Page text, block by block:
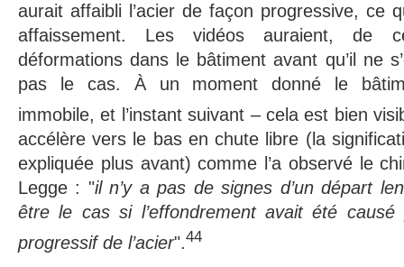
aurait affaibli l’acier de façon progressive, ce
affaissement. Les vidéos auraient, de
déformations dans le bâtiment avant qu’il ne
pas le cas. À un moment donné le
immobile, et l’instant suivant – cela est bien
accélère vers le bas en chute libre (la
expliquée plus avant) comme l’a observé le
Legge : "il n’y a pas de signes d’un départ
être le cas si l’effondrement avait été causé
progressif de l’acier". 44